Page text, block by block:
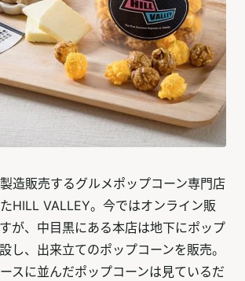
造販売するグルメポップコーン専門店
HILL VALLEY。今ではオンライン販
が、中目黒にある本店は地下にポップ
し、出来立てのポップコーンを販売。
スに並んだポップコーンは見ているだ